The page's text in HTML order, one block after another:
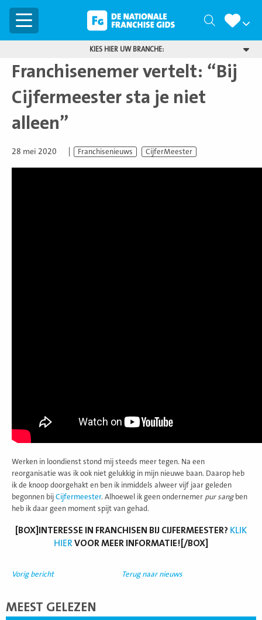
Menu Zoeken
KIES HIER UW BRANCHE:
Franchisenemer vertelt: “Bij
Cijfermeester sta je niet
alleen”
28 mei 2020 Franchisenieuws CijferMeester
Werken in loondienst stond mij steeds meer tegen. Na een
reorganisatie was ik ook niet gelukkig in mijn nieuwe baan. Daarop heb
ik de knoop doorgehakt en ben ik inmiddels alweer vijf jaar geleden
begonnen bij Cijfermeester. Alhoewel ik geen ondernemer pur sangben
heb ik daar geen moment spijt van gehad.
[BOX]INTERESSE IN FRANCHISEN BIJ CIJFERMEESTER? KLIK
HIERVOOR MEER INFORMATIE![/BOX]
Vorig bericht Terug naar nieuws
MEEST GELEZEN